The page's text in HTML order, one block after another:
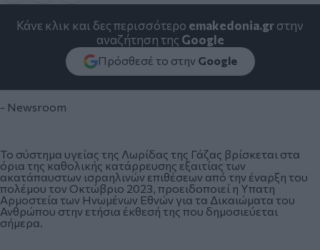
Κάνε κλικ και δες περισσότερο emakedonia.grστην
αναζήτηση της Google
Πρόσθεσέ το στην Google
- Newsroom
Το σύστημα υγείας της Λωρίδας της Γάζας βρίσκεται στα
όρια της καθολικής κατάρρευσης εξαιτίας των
ακατάπαυστων ισραηλινών επιθέσεων από την έναρξη του
πολέμου τον Οκτώβριο 2023, προειδοποιεί η Υπατη
Αρμοστεία των Ηνωμένων Εθνών για τα Δικαιώματα του
Ανθρώπου στην ετήσια έκθεσή της που δημοσιεύεται
σήμερα.